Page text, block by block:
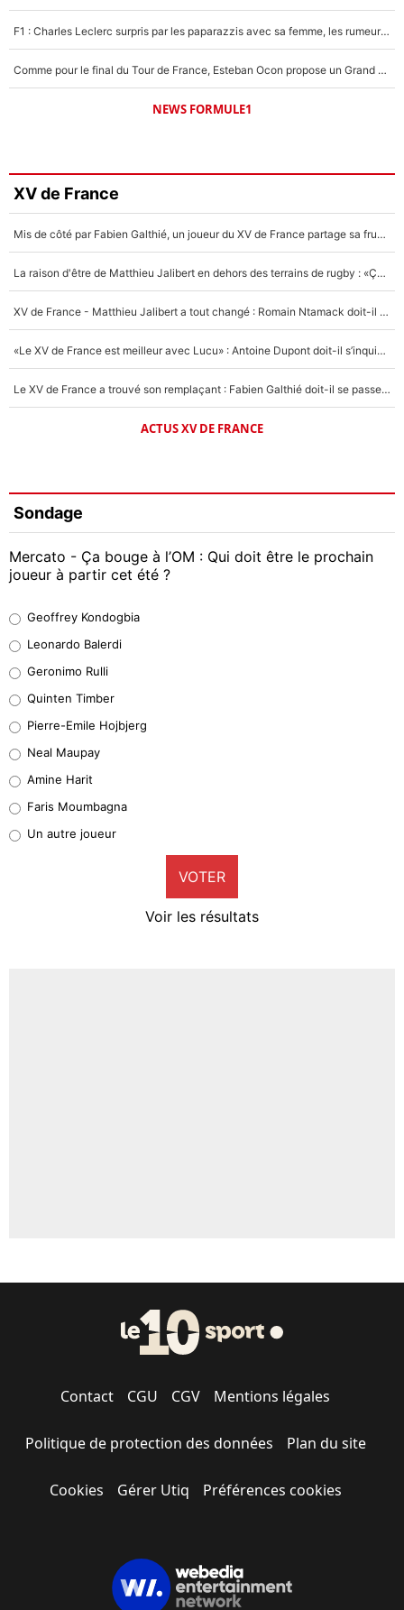
F1 : Charles Leclerc surpris par les paparazzis avec sa femme, les rumeurs étaient vraies !
Comme pour le final du Tour de France, Esteban Ocon propose un Grand Prix de Formule 1 à Paris : «Autour de l’Arc de Triomphe, ce serait génial» !
NEWS FORMULE1
XV de France
Mis de côté par Fabien Galthié, un joueur du XV de France partage sa frustration : «ils ne me l’ont pas dit tout de suite»
La raison d'être de Matthieu Jalibert en dehors des terrains de rugby : «Ça m'atteint autant que si tu touches à un membre de ma famille»
XV de France - Matthieu Jalibert a tout changé : Romain Ntamack doit-il s’inquiéter pour sa place à un an de la Coupe du monde ?
«Le XV de France est meilleur avec Lucu» : Antoine Dupont doit-il s’inquiéter pour sa place ?
Le XV de France a trouvé son remplaçant : Fabien Galthié doit-il se passer d'Antoine Dupont ?
ACTUS XV DE FRANCE
Sondage
Mercato - Ça bouge à l’OM : Qui doit être le prochain
joueur à partir cet été ?
38%
32%
5%
1%
9%
Geoffrey Kondogbia
Leonardo Balerdi
Geronimo Rulli
Quinten Timber
Pierre-Emile Hojbjerg
Neal Maupay
Amine Harit
Faris Moumbagna
Un autre joueur
VOTER
Voir les résultats
Contact CGU CGV Mentions légales
Politique de protection des données Plan du site
Cookies Gérer Utiq Préférences cookies